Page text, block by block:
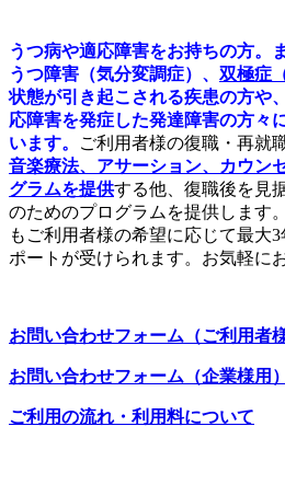
うつ病や適応障害をお持ちの方。
うつ障害（気分変調症）、 双極症
状態が引き起こされる疾患の方や
応障害を発症した発達障害の方々
います。
ご利用者様の復職・再就
音楽療法、アサーション、カウン
グラムを提供する他、復職後を見
のためのプログラムを提供します
もご利用者様の希望に応じて最大
ポートが受けられます。お気軽に
お問い合わせフォーム（ご利用者様
お問い合わせフォーム（企業様用）
ご利用の流れ・利用料について